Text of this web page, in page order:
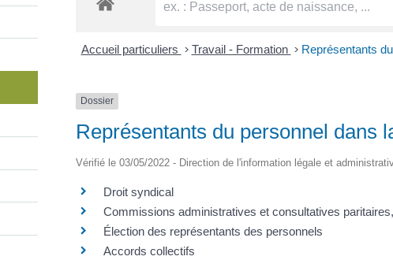
Accueil particuliers > Travail - Formation > Représentants
Dossier
Représentants du personnel dans
Vérifié le 03/05/2022 - Direction de l'information légale et
Droit syndical
Commissions administratives et consultatives
Élection des représentants des personnels
Accords collectifs